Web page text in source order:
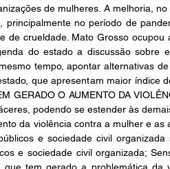
de mulheres. A melhoria,
no período de
crueldade. Mato Grosso ocupou
do estado a discussão sobre
tempo, apontar alternativas
que apresentam maior índice
GERADO O AUMENTO DA
podendo se estender às
da violência contra a mulher e as
e sociedade civil
e sociedade civil organizada;